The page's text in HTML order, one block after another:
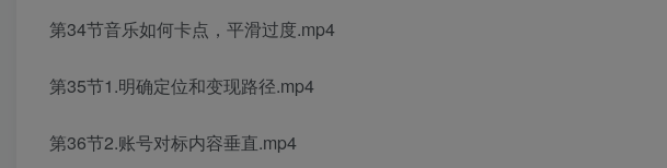
第34节音乐如何卡点，平滑过度.mp4
第35节1.明确定位和变现路径.mp4
第36节2.账号对标内容垂直.mp4